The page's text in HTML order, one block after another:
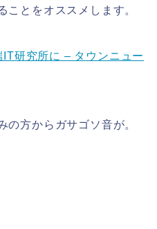
ことをオススメします。
研究所に – タウンニュー
の方からガサゴソ音が。